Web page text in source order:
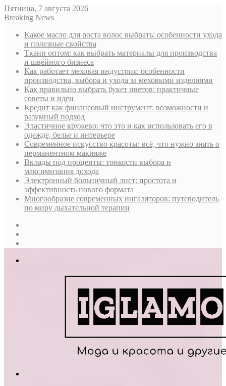
Пятница, 7 августа 2026
Breaking News
Какое масло для роста волос выбрать: особенности ухода
и полезные свойства
Ткани оптом: как выбрать материалы для производства
и швейного бизнеса
Как работает меховая индустрия: особенности
производства, выбора и ухода за меховыми изделиями
Как правильно выбрать букет цветов: практичные
советы и идеи
Кредит как финансовый инструмент: возможности и
разумный подход
Эластичное кружево: что это и как использовать его в
одежде, белье и интерьере
Современное искусство красоты: всё, что нужно знать о
перманентном макияже
Вклады под проценты: тонкости выбора и
максимизация дохода
Электронный больничный лист: простота и
эффективность нового формата
Многообразие современных ингаляторов: путеводитель
по миру дыхательной терапии